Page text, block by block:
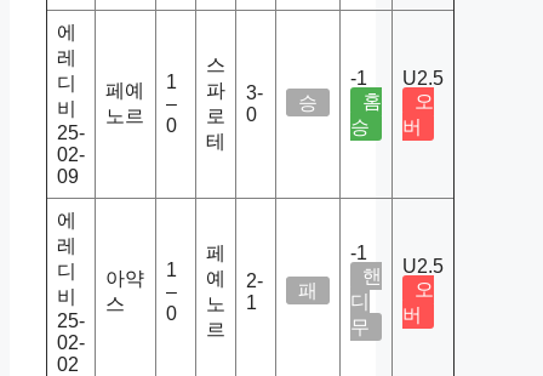
에
레
디
비
25-
02-
09
페예
노르
1
–
0
스
파
로
테
3-
0
승
-1
홈
승
U2.5
오
버
에
레
디
비
25-
02-
02
아약
스
1
–
0
페
예
노
르
2-
1
패
-1
핸
디
무
U2.5
오
버